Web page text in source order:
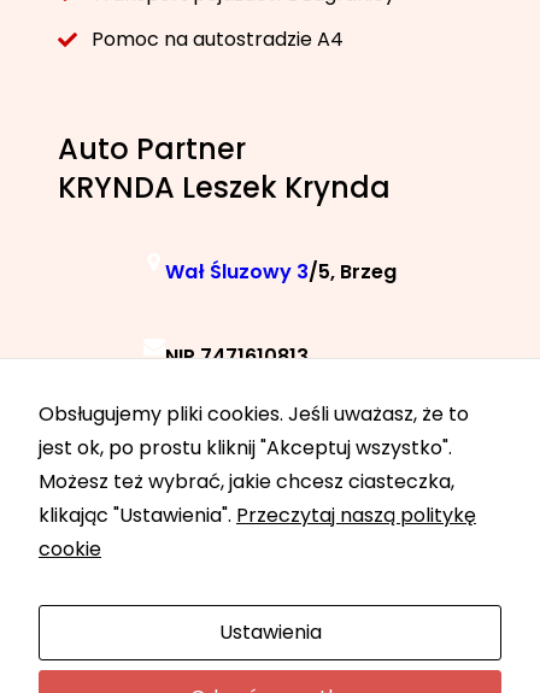
Pomoc na autostradzie A4
Auto Partner
KRYNDA Leszek Krynda
Wał Śluzowy 3/5, Brzeg
NIP 7471610813
+48 788 040 040
24h 7 dni w tygodniu
Obsługujemy pliki cookies. Jeśli uważasz, że to
jest ok, po prostu kliknij "Akceptuj wszystko".
Możesz też wybrać, jakie chcesz ciasteczka,
klikając "Ustawienia". Przeczytaj naszą politykę
cookie
Ustawienia